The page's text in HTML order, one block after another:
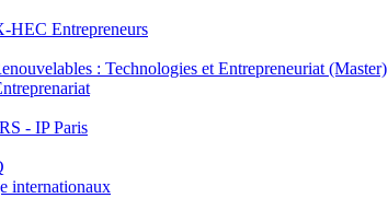
HEC Entrepreneurs
: Technologies et Entrepreneuriat (Master)
- IP Paris
internationaux